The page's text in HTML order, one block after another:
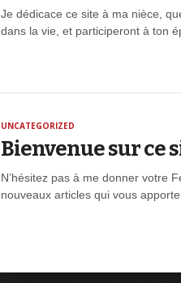
Je dédicace ce site à ma nièce,
dans la vie, et participeront à ton
UNCATEGORIZED
Bienvenue sur ce
N’hésitez pas à me donner votre
nouveaux articles qui vous